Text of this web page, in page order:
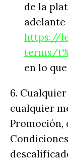
de la
adelante
https://
terms/
en lo
6.
cualquier
Promoción,